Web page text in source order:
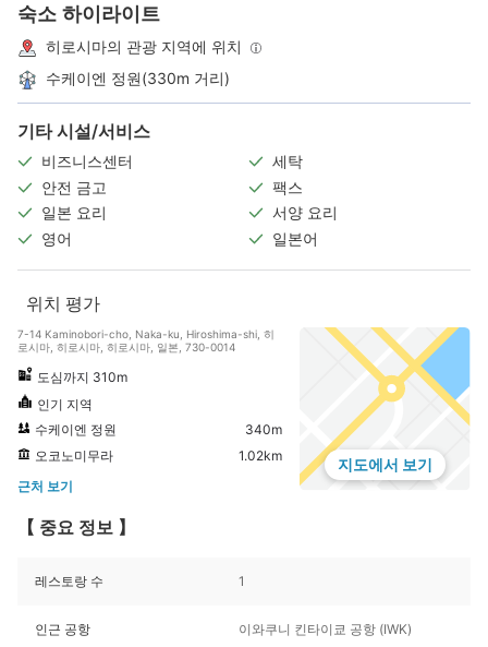
숙소 하이라이트
히로시마의 관광 지역에 위치
수케이엔 정원(330m 거리)
기타 시설/서비스
비즈니스센터
세탁
안전 금고
팩스
일본 요리
서양 요리
영어
일본어
위치 평가
7-14 Kaminobori-cho, Naka-ku, Hiroshima-shi, 히
로시마, 히로시마, 히로시마, 일본, 730-0014
도심까지 310m
인기 지역
수케이엔 정원
340m
오코노미무라
1.02km
근처 보기
지도에서 보기
【 중요 정보 】
레스토랑 수 1
인근 공항 이와쿠니 킨타이쿄 공항 (IWK)